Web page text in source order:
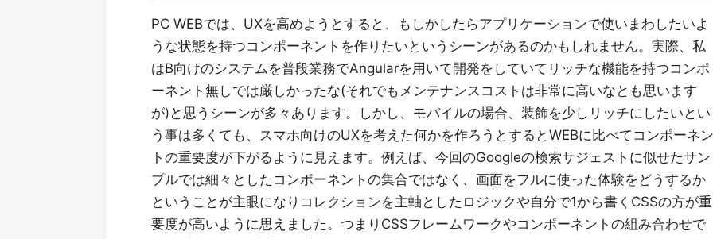
PC WEBでは、UXを高めようとすると、もしかしたらアプリケーションで使いまわしたいよ
うな状態を持つコンポーネントを作りたいというシーンがあるのかもしれません。実際、私
はB向けのシステムを普段業務でAngularを用いて開発をしていてリッチな機能を持つコンポ
ーネント無しでは厳しかったな(それでもメンテナンスコストは非常に高いなとも思います
が)と思うシーンが多々あります。しかし、モバイルの場合、装飾を少しリッチにしたいとい
う事は多くても、スマホ向けのUXを考えた何かを作ろうとするとWEBに比べてコンポーネン
トの重要度が下がるように見えます。例えば、今回のGoogleの検索サジェストに似せたサン
プルでは細々としたコンポーネントの集合ではなく、画面をフルに使った体験をどうするか
ということが主眼になりコレクションを主軸としたロジックや自分で1から書くCSSの方が重
要度が高いように思えました。つまりCSSフレームワークやコンポーネントの組み合わせで